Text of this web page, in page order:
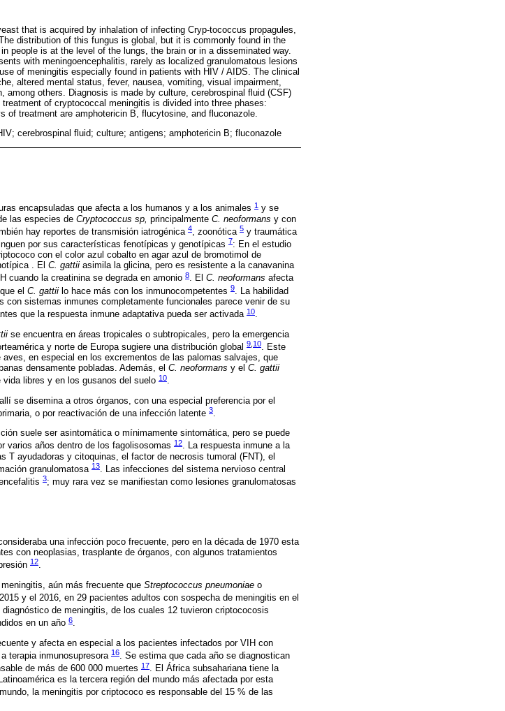
that is acquired by inhalation of infecting Cryp-tococcus propagules,
distribution of this fungus is global, but it is commonly found in the
people is at the level of the lungs, the brain or in a disseminated way.
with meningoencephalitis, rarely as localized granulomatous lesions
of meningitis especially found in patients with HIV / AIDS. The clinical
altered mental status, fever, nausea, vomiting, visual impairment,
others. Diagnosis is made by culture, cerebrospinal fluid (CSF)
of cryptococcal meningitis is divided into three phases:
of treatment are amphotericin B, flucytosine, and fluconazole.
cerebrospinal fluid; culture; antigens; amphotericin B; fluconazole
encapsuladas que afecta a los humanos y a los animales 1 y se
las especies de Cryptococcus sp, principalmente C. neoformans y con
hay reportes de transmisión iatrogénica 4 , zoonótica 5 y traumática
por sus características fenotípicas y genotípicas 7: En el estudio
con el color azul cobalto en agar azul de bromotimol de
. El C. gattii asimila la glicina, pero es resistente a la canavanina
cuando la creatinina se degrada en amonio 8. El C. neoformans afecta
el C. gattii lo hace más con los inmunocompetentes 9. La habilidad
con sistemas inmunes completamente funcionales parece venir de su
que la respuesta inmune adaptativa pueda ser activada 10.
se encuentra en áreas tropicales o subtropicales, pero la emergencia
y norte de Europa sugiere una distribución global 9 10. Este
en especial en los excrementos de las palomas salvajes, que
densamente pobladas. Además, el C. neoformans y el C. gattii
libres y en los gusanos del suelo 10.
se disemina a otros órganos, con una especial preferencia por el
o por reactivación de una infección latente 3.
suele ser asintomática o mínimamente sintomática, pero se puede
varios años dentro de los fagolisosomas 12. La respuesta inmune a la
T ayudadoras y citoquinas, el factor de necrosis tumoral (FNT), el
granulomatosa 13. Las infecciones del sistema nervioso central
3; muy rara vez se manifiestan como lesiones granulomatosas
una infección poco frecuente, pero en la década de 1970 esta
con neoplasias, trasplante de órganos, con algunos tratamientos
12.
aún más frecuente que Streptococcus pneumoniae o
y el 2016, en 29 pacientes adultos con sospecha de meningitis en el
de meningitis, de los cuales 12 tuvieron criptococosis
en un año 6.
y afecta en especial a los pacientes infectados por VIH con
terapia inmunosupresora 16. Se estima que cada año se diagnostican
de más de 600 000 muertes 17. El África subsahariana tiene la
es la tercera región del mundo más afectada por esta
la meningitis por criptococo es responsable del 15 % de las